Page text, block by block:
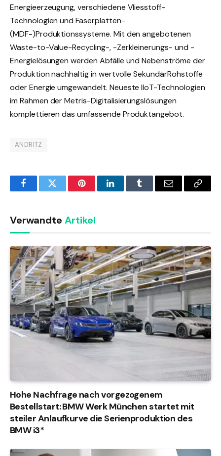
Energieerzeugung, verschiedene Vliesstoff-
Technologien und Faserplatten-
(MDF-)Produktionssysteme. Mit den angebotenen
Waste-to-Value-Recycling-, -Zerkleinerungs- und -
Energielösungen werden Abfälle und Nebenströme der
Produktion nachhaltig in wertvolle Sekundär­Rohstoffe
oder Energie umgewandelt. Neueste IIoT-Technologien
im Rahmen der Metris-Digitalisierungslösungen
komplettieren das umfassende Produktangebot.
ANDRITZ
FacebookTwitter PinterestLinkedInTumblr Email
Copy
Verwandte Artikel
Hohe Nachfrage nach vorgezogenem
Bestellstart: BMW Werk München startet mit
steiler Anlaufkurve die Serienproduktion des
BMW i3*